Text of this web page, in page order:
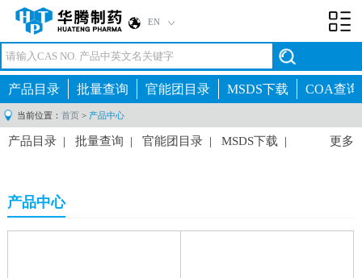
EN
产品目录 批量查询 官能团目录 MSDS下载 COA查询
当前位置： 首页 > 产品中心
更多
产品目录 | 批量查询 | 官能团目录 | MSDS下载 |
产品中心